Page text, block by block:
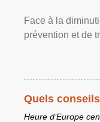
Face à la
prévention et de
Quels
Heure d’Europe